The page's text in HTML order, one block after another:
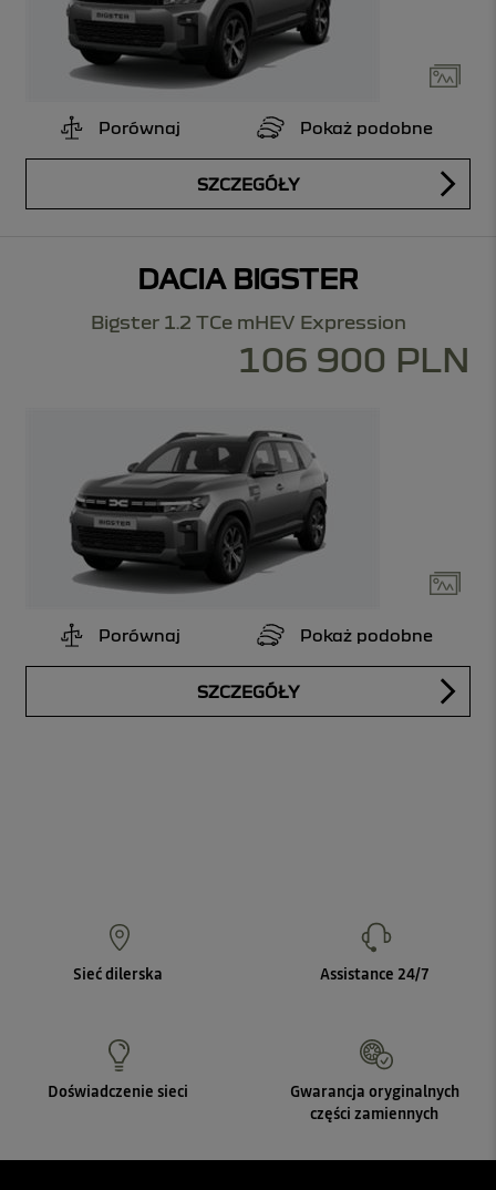
Porównaj Pokaż podobne
SZCZEGÓŁY
DACIA BIGSTER
Bigster 1.2 TCe mHEV Expression
106 900 PLN
Porównaj Pokaż podobne
SZCZEGÓŁY
Sieć dilerska Assistance 24/7
Doświadczenie sieci
Gwarancja oryginalnych
części zamiennych